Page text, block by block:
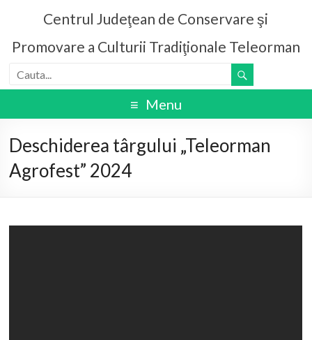
Centrul Judeţean de Conservare şi
Promovare a Culturii Tradiţionale Teleorman
Menu
Deschiderea târgului „Teleorman
Agrofest” 2024